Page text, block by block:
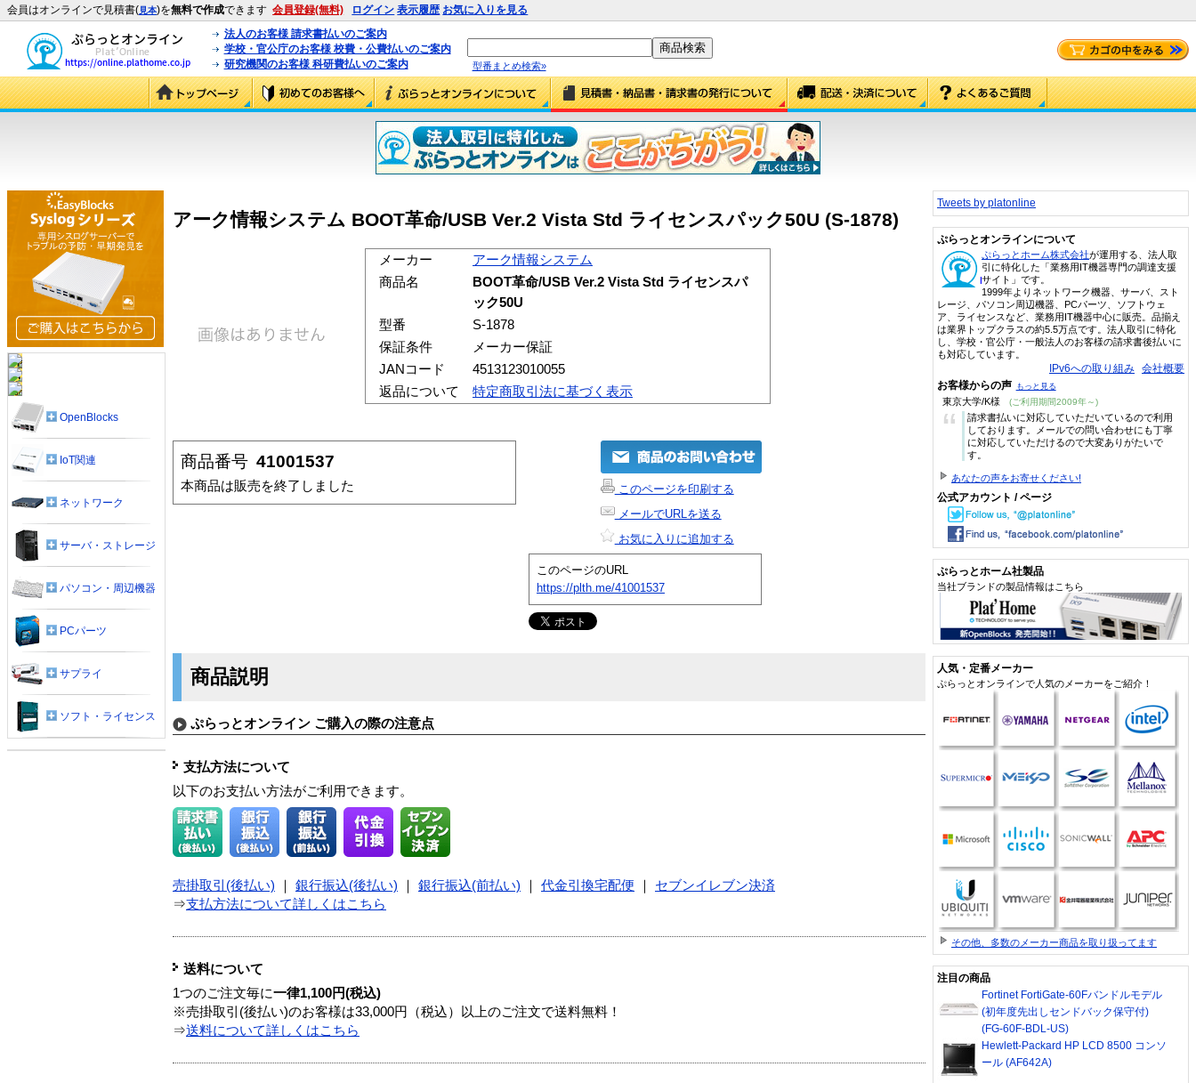
会員はオンラインで見積書(見本)を無料で作成できます 会員登録(無料) ログイン 表示履歴 お気に入りを見る
法人のお客様 請求書払いのご案内
学校・官公庁のお客様 校費・公費払いのご案内
研究機関のお客様 科研費払いのご案内
型番まとめ検索»
アーク情報システム BOOT革命/USB Ver.2 Vista Std ライセンスパック50U (S-1878)
メーカー
アーク情報システム
商品名
BOOT革命/USB Ver.2 Vista Std ライセンスパ
ック50U
型番
S-1878
保証条件
メーカー保証
JANコード
4513123010055
返品について
特定商取引法に基づく表示
商品番号 41001537
本商品は販売を終了しました
このページを印刷する
メールでURLを送る
お気に入りに追加する
このページのURL
https://plth.me/41001537
商品説明
ぷらっとオンライン ご購入の際の注意点
支払方法について
以下のお支払い方法がご利用できます。
売掛取引(後払い) 銀行振込(後払い) 銀行振込(前払い) 代金引換宅配便
セブンイレブン決済
⇒支払方法について詳しくはこちら
送料について
1つのご注文毎に一律1,100円(税込)
※売掛取引(後払い)のお客様は33,000円（税込）以上のご注文で送料無料！
⇒送料について詳しくはこちら
OpenBlocks
IoT関連
ネットワーク
サーバ・ストレージ
パソコン・周辺機器
PCパーツ
サプライ
ソフト・ライセンス
Tweets by platonline
ぷらっとオンラインについて
ぷらっとホーム株式会社が運用する、法人取
引に特化した「業務用IT機器専門の調達支援
サイト」です。
1999年よりネットワーク機器、サーバ、スト
レージ、パソコン周辺機器、PCパーツ、ソフトウェ
ア、ライセンスなど、業務用IT機器中心に販売。品揃え
は業界トップクラスの約5.5万点です。法人取引に特化
し、学校・官公庁・一般法人のお客様の請求書後払いに
も対応しています。
IPv6への取り組み 会社概要
お客様からの声 もっと見る
東京大学/K様 (ご利用期間2009年～)
“
請求書払いに対応していただいているので利用
しております。メールでの問い合わせにも丁寧
に対応していただけるので大変ありがたいで
す。
あなたの声をお寄せください!
公式アカウント / ページ
ぷらっとホーム社製品
当社ブランドの製品情報はこちら
人気・定番メーカー
ぷらっとオンラインで人気のメーカーをご紹介！
その他、多数のメーカー商品を取り扱ってます
注目の商品
Fortinet FortiGate-60Fバンドルモデル
(初年度先出しセンドバック保守付)
(FG-60F-BDL-US)
Hewlett-Packard HP LCD 8500 コンソ
ール (AF642A)